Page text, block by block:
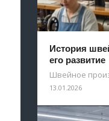
История
его развитие
Швейное
13.01.2026